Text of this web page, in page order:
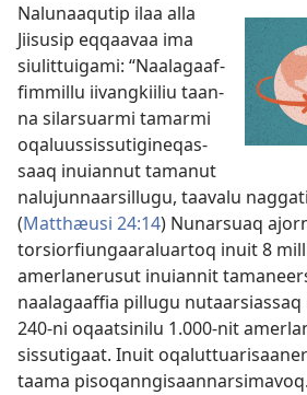
Nalunaaqutip ilaa al­la
Jiisusip eq­qaavaa ima
siulit­tuigami: “Naalagaaf­
fim­mil­lu iivangkiiliu taan­
na silarsuarmi tamarmi
oqaluus­sis­sutigineqas­
saaq inuian­nut tamanut
nalujun­naarsil­lugu, taavalu
(Mat­thæusi 24:14) Nunarsuaq
torsiorfiungaaraluar­toq inuit 8
amerlanerusut inuian­nit
naalagaaf­fia pil­lugu
240-ni oqaatsinilu 1.000-nit
sis­sutigaat. Inuit
taama pisoqan­ngisaan­narsimavoq.